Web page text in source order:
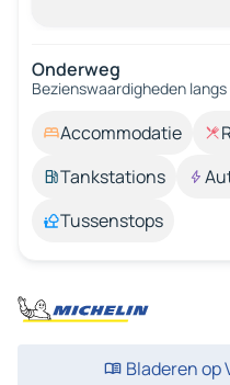
Onderweg
Bezienswaardigheden
Accommodatie
Tankstations
Tussenstops
Bladeren op